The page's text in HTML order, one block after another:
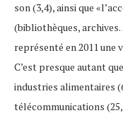
son (3,4), ainsi que
(bibliothèques,
représenté en 2011 une
C’est presque autant
industries alimentaires
télécommunications